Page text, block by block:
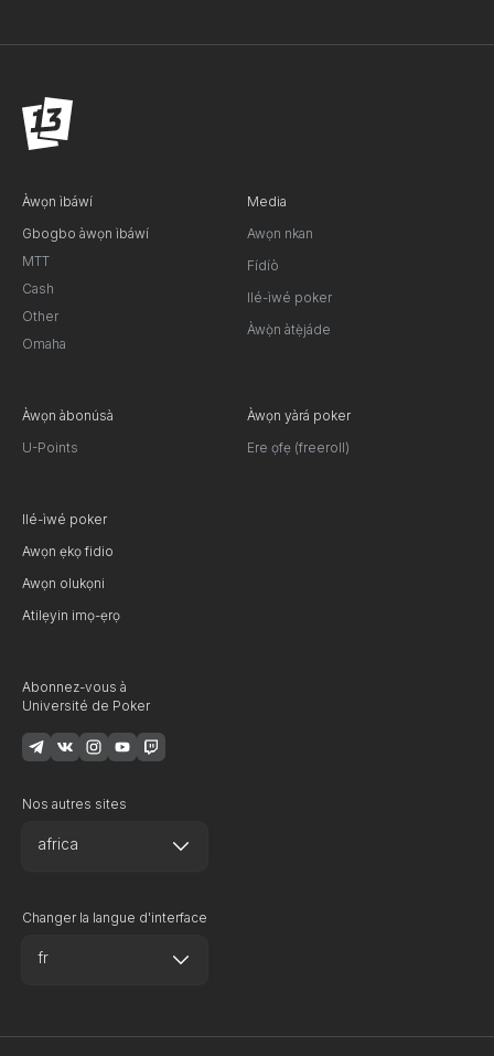
Àwọn ìbáwí
Gbogbo àwọn ìbáwí
MTT
Cash
Other
Omaha
Media
Awọn nkan
Fídíò
Ilé-ìwé poker
Àwọ̀n àtẹ̀jáde
Àwọn àbonúsà
U-Points
Àwọn yàrá poker
Ere ọfẹ (freeroll)
Ilé-ìwé poker
Awọn ẹkọ fidio
Awọn olukọni
Atilẹyin imọ-ẹrọ
Abonnez-vous à
Université de Poker
Nos autres sites
africa
Changer la langue d'interface
fr